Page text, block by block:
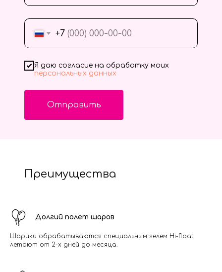
+7
Я даю согласие на обработку моих
персональных данных
Отправить
Преимущества
Долгий полет шаров
Шарики обрабатываются специальным гелем Hi-float,
летают от 2-х дней до месяца.